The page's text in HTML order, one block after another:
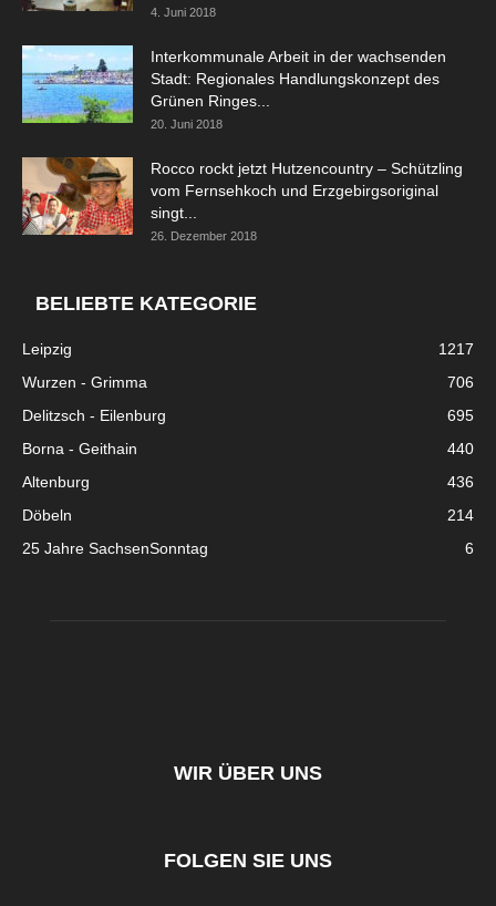
4. Juni 2018
Interkommunale Arbeit in der wachsenden
Stadt: Regionales Handlungskonzept des
Grünen Ringes...
20. Juni 2018
Rocco rockt jetzt Hutzencountry – Schützling
vom Fernsehkoch und Erzgebirgsoriginal
singt...
26. Dezember 2018
BELIEBTE KATEGORIE
Leipzig
1217
Wurzen - Grimma
706
Delitzsch - Eilenburg
695
Borna - Geithain
440
Altenburg
436
Döbeln
214
25 Jahre SachsenSonntag
6
WIR ÜBER UNS
FOLGEN SIE UNS